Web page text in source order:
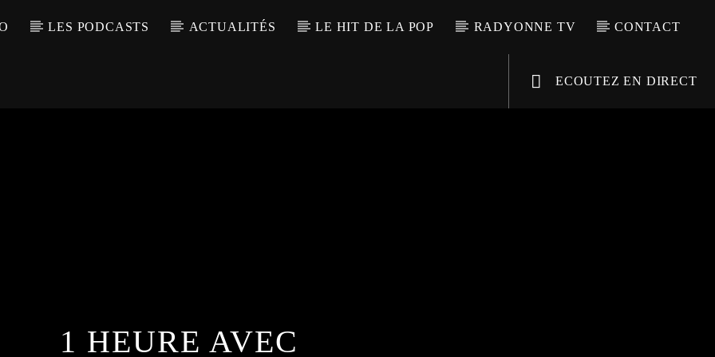
LES PODCASTS ACTUALITÉS LE HIT DE LA POP RADYONNE TV CONTACT
ECOUTEZ EN DIRECT
1 HEURE AVEC